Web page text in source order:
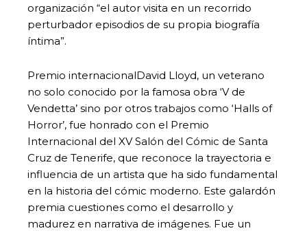
organización “el autor visita en un recorrido
perturbador episodios de su propia biografía
íntima”.
Premio internacionalDavid Lloyd, un veterano
no solo conocido por la famosa obra ‘V de
Vendetta’ sino por otros trabajos como ‘Halls of
Horror’, fue honrado con el Premio
Internacional del XV Salón del Cómic de Santa
Cruz de Tenerife, que reconoce la trayectoria e
influencia de un artista que ha sido fundamental
en la historia del cómic moderno. Este galardón
premia cuestiones como el desarrollo y
madurez en narrativa de imágenes. Fue un